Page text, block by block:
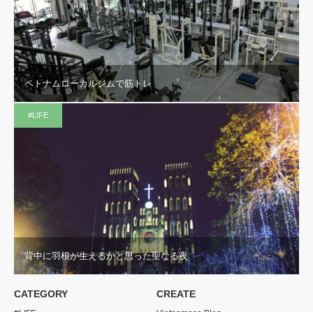
ベトナムローカルジムで筋トレ
#LIFE
背中に羽根が生えるかと思った聖なる夜
CATEGORY CREATE